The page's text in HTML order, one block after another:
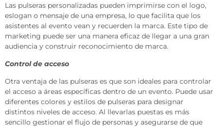
Las pulseras personalizadas pueden imprimirse con el logo,
eslogan o mensaje de una empresa, lo que facilita que los
asistentes al evento vean y recuerden la marca. Este tipo de
marketing puede ser una manera eficaz de llegar a una gran
audiencia y construir reconocimiento de marca.
Control de acceso
Otra ventaja de las pulseras es que son ideales para controlar
el acceso a áreas específicas dentro de un evento. Puede usar
diferentes colores y estilos de pulseras para designar
distintos niveles de acceso. Al llevarlas puestas es más
sencillo gestionar el flujo de personas y asegurarse de que